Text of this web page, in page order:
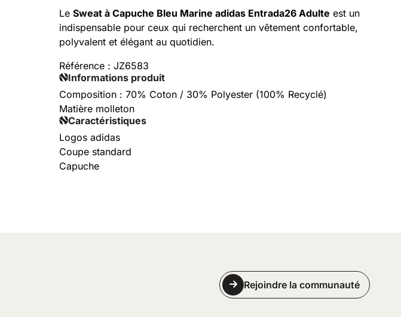
Le Sweat à Capuche Bleu Marine adidas Entrada26 Adulte est un
indispensable pour ceux qui recherchent un vêtement confortable,
polyvalent et élégant au quotidien.
Référence : JZ6583
Informations produit
Composition : 70% Coton / 30% Polyester (100% Recyclé)
Matière molleton
Caractéristiques
Logos adidas
Coupe standard
Capuche
Rejoindre la communauté